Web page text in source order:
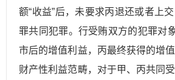
额“收益”后，未要求丙退还或者上
罪共同犯罪。行受贿双方的犯罪对
市后的增值利益，丙最终获得的增
财产性利益范畴，对于甲、丙共同